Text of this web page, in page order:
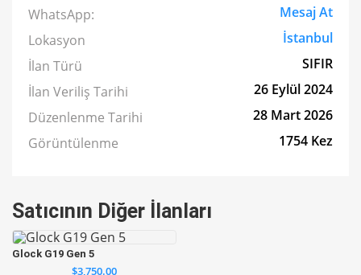
WhatsApp:
Mesaj At
Lokasyon
İstanbul
İlan Türü
SIFIR
İlan Veriliş Tarihi
26 Eylül 2024
Düzenlenme Tarihi
28 Mart 2026
Görüntülenme
1754 Kez
Satıcının Diğer İlanları
Glock G19 Gen 5
$3,750.00